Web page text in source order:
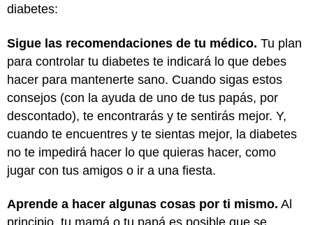
diabetes:
Sigue las recomendaciones de tu médico. Tu plan
para controlar tu diabetes te indicará lo que debes
hacer para mantenerte sano. Cuando sigas estos
consejos (con la ayuda de uno de tus papás, por
descontado), te encontrarás y te sentirás mejor. Y,
cuando te encuentres y te sientas mejor, la diabetes
no te impedirá hacer lo que quieras hacer, como
jugar con tus amigos o ir a una fiesta.
Aprende a hacer algunas cosas por ti mismo. Al
principio, tu mamá o tu papá es posible que se